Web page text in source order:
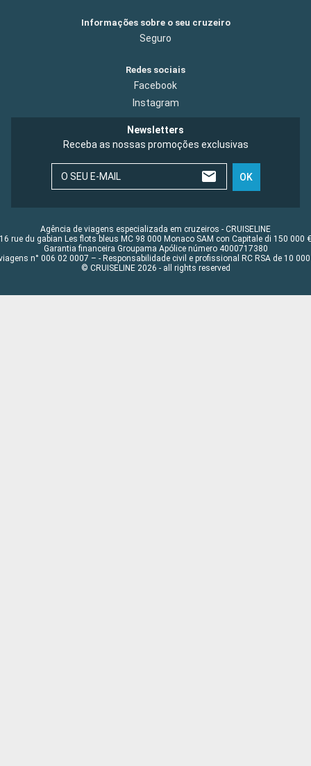
Informações sobre o seu cruzeiro
Seguro
Redes sociais
Facebook
Instagram
Newsletters
Receba as nossas promoções exclusivas
O SEU E-MAIL OK
Agência de viagens especializada em cruzeiros - CRUISELINE
16 rue du gabian Les flots bleus MC 98 000 Monaco SAM con Capitale di 150 000 €
Garantia financeira Groupama Apólice número 4000717380
n° 006 02 0007 – - Responsabilidade civil e profissional RC RSA de 10 000
© CRUISELINE 2026 - all rights reserved